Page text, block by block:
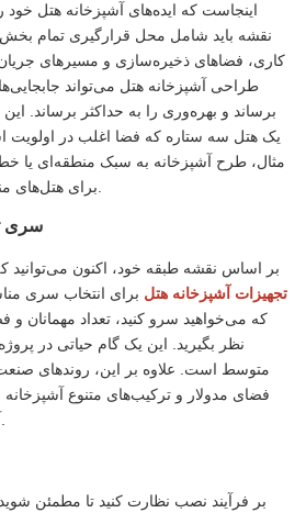
اینجاست که ایده‌های آشپزخانه هتل خود
نقشه باید شامل محل قرارگیری تمام
کاری، فضاهای ذخیره‌سازی و مسیرهای
طراحی آشپزخانه هتل می‌تواند
برساند و بهره‌وری را به حداکثر برساند.
یک هتل سه ستاره که فضا اغلب در اولویت
مثال، طرح آشپزخانه به سبک منطقه‌ای یا خط
برای هتل‌های منتخب با خدمات خاص است.
۴. سری
بر اساس نقشه طبقه خود، اکنون می‌توانید
تجهیزات آشپزخانه هتل برای انتخاب سری
که می‌خواهید سرو کنید، تعداد مهمانان و
نظر بگیرید. این یک گام حیاتی در
متوسط ​​است. علاوه بر این، روندهای
فضای مدولار و ترکیب‌های متنوع
آشپزخانه راحت هتل هستند.
بر فرآیند نصب نظارت کنید تا مطمئن